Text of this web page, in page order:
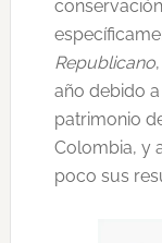
Republicano
año debido
patrimonio
Colombia, y
poco sus